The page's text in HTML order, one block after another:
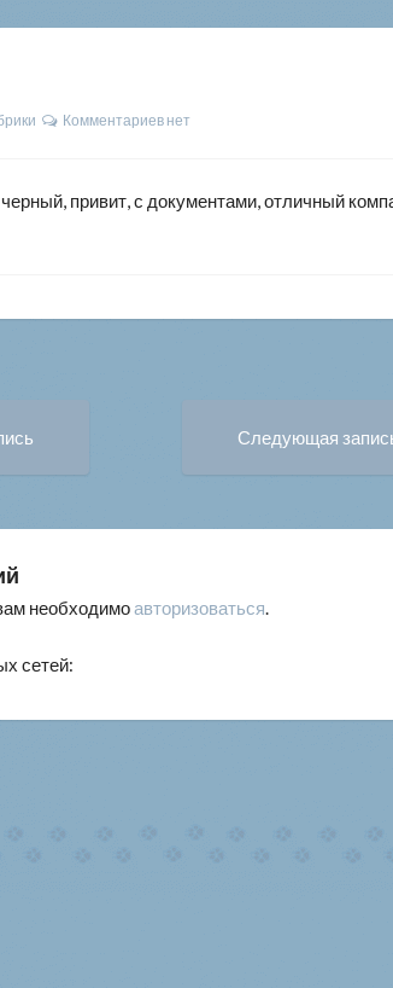
Комментариев нет
черный, привит, с документами, отличный
Следующая
необходимоавторизоваться
сетей: